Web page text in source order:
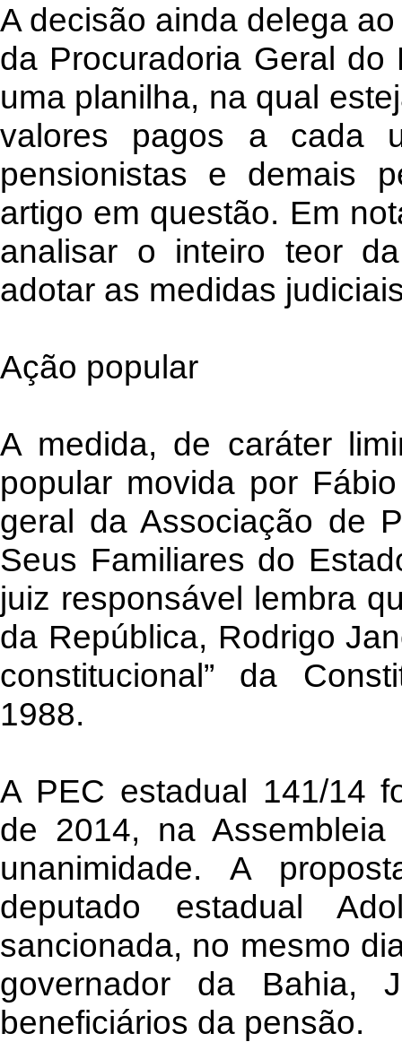
A decisão ainda delega
da Procuradoria Geral
uma planilha, na qual
valores pagos a cada
pensionistas e demais
artigo em questão. Em
analisar o inteiro teor
adotar as medidas
Ação popular
A medida, de caráter
popular movida por
geral da Associação de
Seus Familiares do
juiz responsável lembra
da República, Rodrigo
constitucional” da
1988.
A PEC estadual 141/14
de 2014, na
unanimidade. A
deputado estadual
sancionada, no mesmo
governador da Bahia,
beneficiários da pensão.